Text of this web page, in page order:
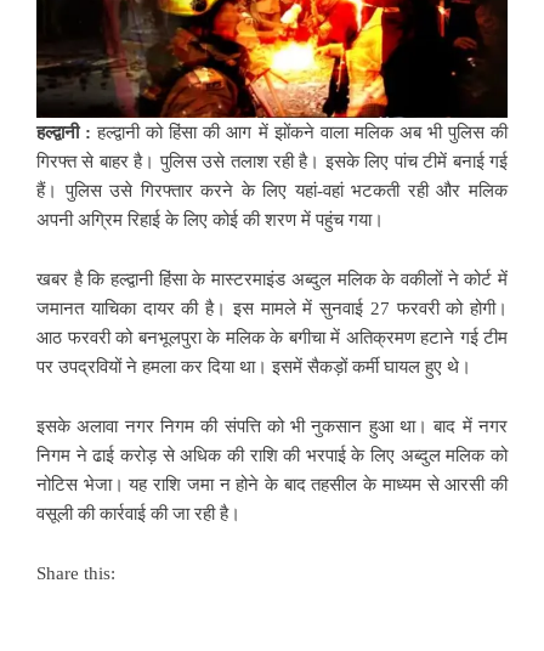
हल्द्वानी : हल्द्वानी को हिंसा की आग में झोंकने वाला मलिक अब भी पुलिस की
गिरफ्त से बाहर है। पुलिस उसे तलाश रही है। इसके लिए पांच टीमें बनाई गई
हैं। पुलिस उसे गिरफ्तार करने के लिए यहां-वहां भटकती रही और मलिक
अपनी अग्रिम रिहाई के लिए कोई की शरण में पहुंच गया।
खबर है कि हल्द्वानी हिंसा के मास्टरमाइंड अब्दुल मलिक के वकीलों ने कोर्ट में
जमानत याचिका दायर की है। इस मामले में सुनवाई 27 फरवरी को होगी।
आठ फरवरी को बनभूलपुरा के मलिक के बगीचा में अतिक्रमण हटाने गई टीम
पर उपद्रवियों ने हमला कर दिया था। इसमें सैकड़ों कर्मी घायल हुए थे।
इसके अलावा नगर निगम की संपत्ति को भी नुकसान हुआ था। बाद में नगर
निगम ने ढाई करोड़ से अधिक की राशि की भरपाई के लिए अब्दुल मलिक को
नोटिस भेजा। यह राशि जमा न होने के बाद तहसील के माध्यम से आरसी की
वसूली की कार्रवाई की जा रही है।
Share this: